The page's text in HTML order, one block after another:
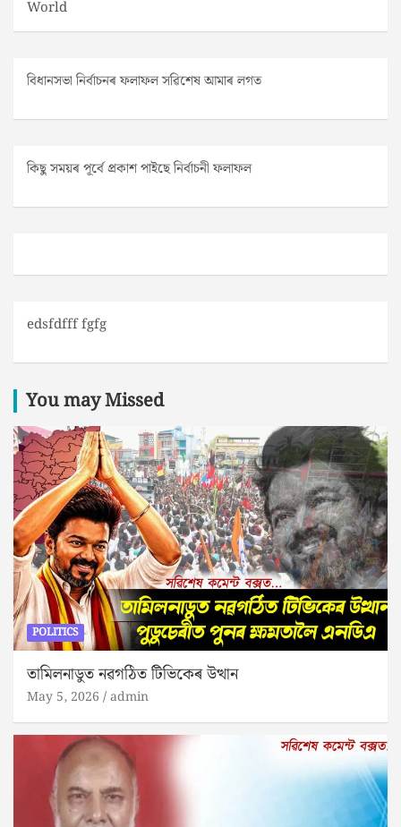
World
বিধানসভা নিৰ্বাচনৰ ফলাফল সৱিশেষ আমাৰ লগত
কিছু সময়ৰ পূৰ্বে প্ৰকাশ পাইছে নিৰ্বাচনী ফলাফল
edsfdfff fgfg
You may Missed
POLITICS
তামিলনাডুত নৱগঠিত টিভিকেৰ উত্থান
May 5, 2026 admin